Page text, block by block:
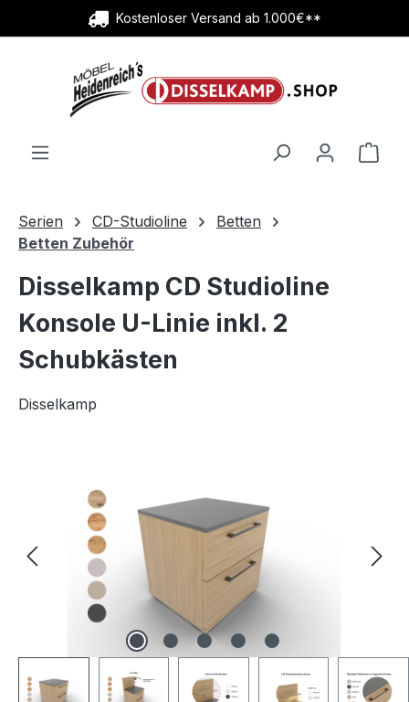
Zum Hauptinhalt springenKostenloser Versand ab 1.000€**
Serien CD-Studioline
Betten
Betten Zubehör
Disselkamp CD Studioline
Konsole U-Linie inkl. 2
Schubkästen
Disselkamp